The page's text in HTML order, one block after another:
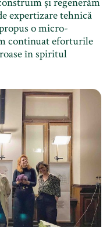
expertizare tehnică
o micro-
continuat eforturile
în spiritul